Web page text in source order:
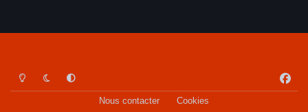
Light ModeDark ModeSystem Preference
a
Nous contacter
Cookies